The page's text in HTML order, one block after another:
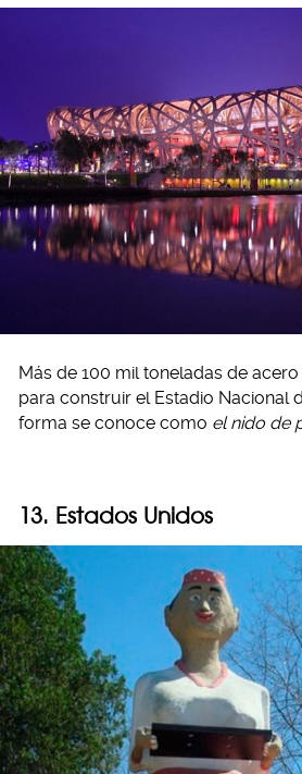
Más de 100 mil toneladas de
para construir el Estadio Nacional
forma se conoce como el nido de
13. Estados Unidos